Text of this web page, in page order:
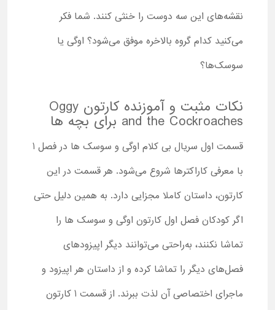
نقشه‌های این سه دوست را خنثی کنند. شما فکر
می‌کنید کدام گروه بالاخره موفق می‌شود؟ اوگی یا
سوسک‌ها؟
نکات مثبت و آموزنده کارتون Oggy
and the Cockroaches برای بچه ها
قسمت اول سریال بی کلام اوگی و سوسک ها در فصل 1
با معرفی کاراکترها شروع می‌شود. هر قسمت در این
کارتون، داستان کاملا مجزایی دارد. به همین دلیل حتی
اگر کودکان فصل اول کارتون اوگی و سوسک ها را
تماشا نکنند، به‌راحتی می‌توانند دیگر اپیزودهای
فصل‌های دیگر را تماشا کرده و از داستان هر اپیزود و
ماجرای اختصاصی آن لذت ببرند. از قسمت 1 کارتون